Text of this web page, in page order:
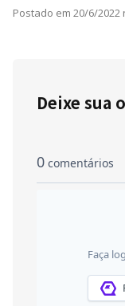
Postado em 20/6/2022
Deixe sua